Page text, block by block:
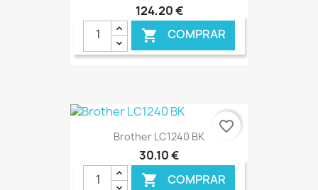
124,20 €
 COMPRAR
€ ONLINE
Brother LC1240 BK
30,10 €
 COMPRAR
favorite_border